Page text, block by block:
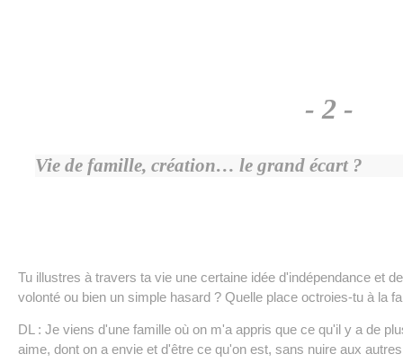
- 2 -
Vie de famille, création… le grand écart ?
Tu illustres à travers ta vie une certaine idée d'indépendance et
volonté ou bien un simple hasard ? Quelle place octroies-tu à la
DL : Je viens d'une famille où on m'a appris que ce qu'il y a de
aime, dont on a envie et d'être ce qu'on est, sans nuire aux